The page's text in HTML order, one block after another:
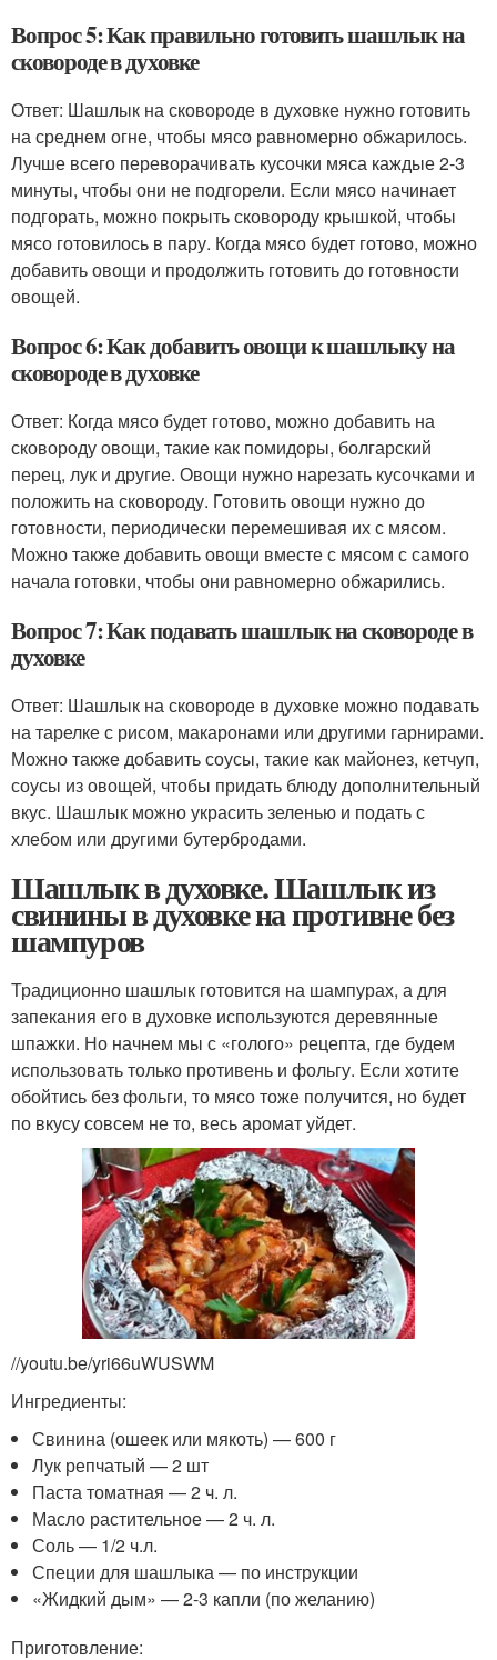
Вопрос 5: Как правильно готовить шашлык на
сковороде в духовке
Ответ: Шашлык на сковороде в духовке нужно готовить
на среднем огне, чтобы мясо равномерно обжарилось.
Лучше всего переворачивать кусочки мяса каждые 2-3
минуты, чтобы они не подгорели. Если мясо начинает
подгорать, можно покрыть сковороду крышкой, чтобы
мясо готовилось в пару. Когда мясо будет готово, можно
добавить овощи и продолжить готовить до готовности
овощей.
Вопрос 6: Как добавить овощи к шашлыку на
сковороде в духовке
Ответ: Когда мясо будет готово, можно добавить на
сковороду овощи, такие как помидоры, болгарский
перец, лук и другие. Овощи нужно нарезать кусочками и
положить на сковороду. Готовить овощи нужно до
готовности, периодически перемешивая их с мясом.
Можно также добавить овощи вместе с мясом с самого
начала готовки, чтобы они равномерно обжарились.
Вопрос 7: Как подавать шашлык на сковороде в
духовке
Ответ: Шашлык на сковороде в духовке можно подавать
на тарелке с рисом, макаронами или другими гарнирами.
Можно также добавить соусы, такие как майонез, кетчуп,
соусы из овощей, чтобы придать блюду дополнительный
вкус. Шашлык можно украсить зеленью и подать с
хлебом или другими бутербродами.
Шашлык в духовке. Шашлык из
свинины в духовке на противне без
шампуров
Традиционно шашлык готовится на шампурах, а для
запекания его в духовке используются деревянные
шпажки. Но начнем мы с «голого» рецепта, где будем
использовать только противень и фольгу. Если хотите
обойтись без фольги, то мясо тоже получится, но будет
по вкусу совсем не то, весь аромат уйдет.
//youtu.be/yri66uWUSWM
Ингредиенты:
Свинина (ошеек или мякоть) — 600 г
Лук репчатый — 2 шт
Паста томатная — 2 ч. л.
Масло растительное — 2 ч. л.
Соль — 1/2 ч.л.
Специи для шашлыка — по инструкции
«Жидкий дым» — 2-3 капли (по желанию)
Приготовление: